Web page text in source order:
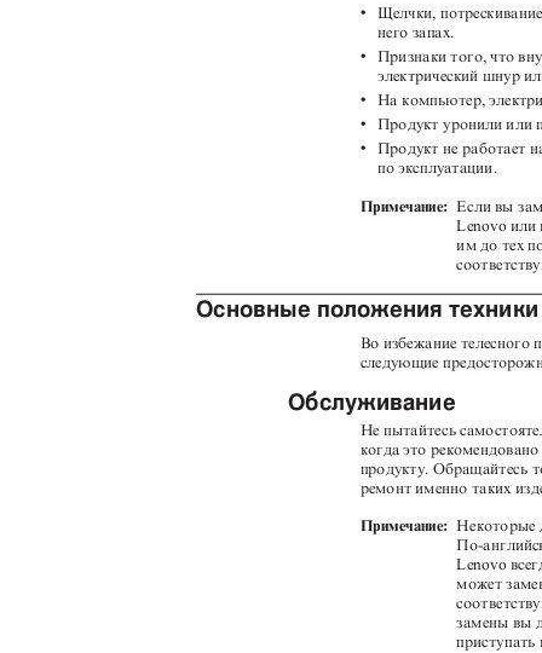
v
Щелчки,
него запах.
v
Признаки того, что
электрический шнур
v На компьютер,
v Продукт уронили или
v Продукт не работает
по эксплуатации.
Примечание:Если вы
Lenovo или
им до тех
Основные положения
Во избежание
следующие
Обслуживание
Не пытайтесь
когда это
продукту. Обращайтесь
ремонт именно таких
Примечание:Некоторые
По-
Lenovo
может
замены вы